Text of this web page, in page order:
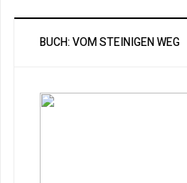
BUCH: VOM STEINIGEN WEG